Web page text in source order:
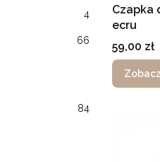
4
66
84
Czapka
ecru
Cena
59,00 zł